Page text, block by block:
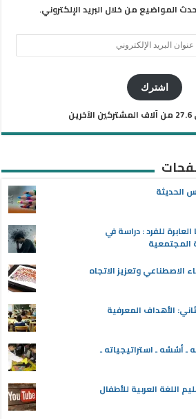
المواضيع من خلال البريد الإلكتروني.
اشترك
الحديثة
للفرد : دراسة في
المجتمعية
الاصطناعي وتعزيز الاتجاه
الأهداف المعرفية
أسُسُه ـ استراتيجياته ـ